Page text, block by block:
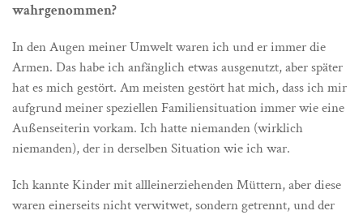
wahrgenommen?
In den Augen meiner Umwelt waren ich und er immer die
Armen. Das habe ich anfänglich etwas ausgenutzt, aber später
hat es mich gestört. Am meisten gestört hat mich, dass ich mir
aufgrund meiner speziellen Familiensituation immer wie eine
Außenseiterin vorkam. Ich hatte niemanden (wirklich
niemanden), der in derselben Situation wie ich war.
Ich kannte Kinder mit allleinerziehenden Müttern, aber diese
waren einerseits nicht verwitwet, sondern getrennt, und der